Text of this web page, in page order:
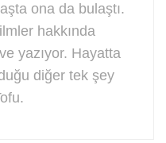
ona da bulaştı.
hakkında
yazıyor. Hayatta
diğer tek şey